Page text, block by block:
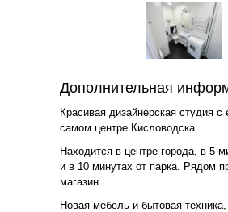
Дополнительная
Красивая дизайнерская студия
самом центре Кисловодска
Находится в центре города, в 5
и в 10 минутах от парка. Рядом
магазин.
Новая мебель и бытовая